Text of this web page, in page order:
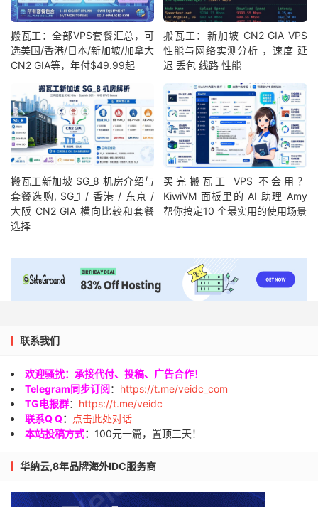
搬瓦工：全部VPS套餐汇总，可
选美国/香港/日本/新加坡/加拿大
CN2 GIA等，年付$49.99起
搬瓦工：新加坡 CN2 GIA VPS
性能与网络实测分析 ，速度 延
迟 丢包 线路 性能
搬瓦工新加坡 SG_8 机房介绍与
套餐选购, SG_1 / 香港 / 东京 /
大阪 CN2 GIA 横向比较和套餐
选择
买完搬瓦工 VPS 不会用？
KiwiVM 面板里的 AI 助理 Amy
帮你搞定10 个最实用的使用场景
联系我们
欢迎骚扰：承接代付、投稿、广告合作！
Telegram同步订阅： https://t.me/veidc_com
TG电报群： https://t.me/veidc
联系Q Q：
点击此处对话
本站投稿方式： 100元一篇，置顶三天！
华纳云,8年品牌海外IDC服务商